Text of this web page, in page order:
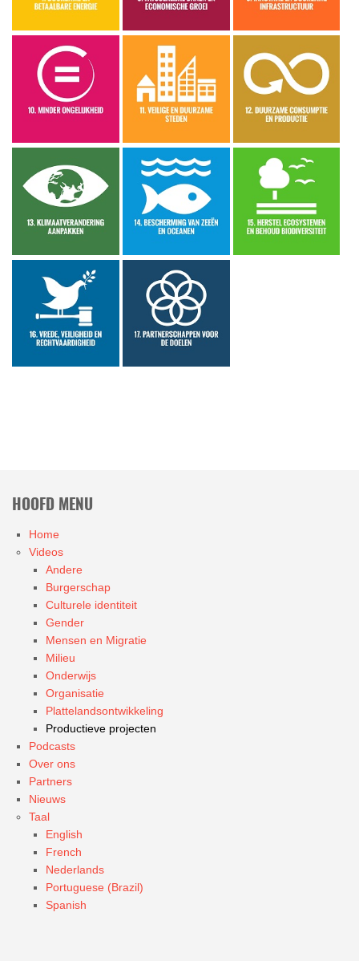
HOOFD MENU
Home
Videos
Andere
Burgerschap
Culturele identiteit
Gender
Mensen en Migratie
Milieu
Onderwijs
Organisatie
Plattelandsontwikkeling
Productieve projecten
Podcasts
Over ons
Partners
Nieuws
Taal
English
French
Nederlands
Portuguese (Brazil)
Spanish